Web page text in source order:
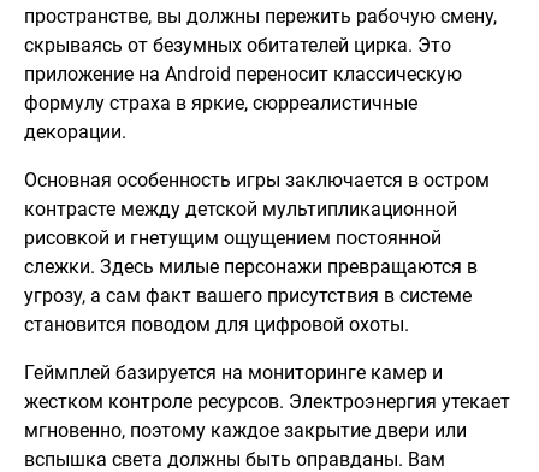
пространстве, вы должны пережить рабочую смену,
скрываясь от безумных обитателей цирка. Это
приложение на Android переносит классическую
формулу страха в яркие, сюрреалистичные
декорации.
Основная особенность игры заключается в остром
контрасте между детской мультипликационной
рисовкой и гнетущим ощущением постоянной
слежки. Здесь милые персонажи превращаются в
угрозу, а сам факт вашего присутствия в системе
становится поводом для цифровой охоты.
Геймплей базируется на мониторинге камер и
жестком контроле ресурсов. Электроэнергия утекает
мгновенно, поэтому каждое закрытие двери или
вспышка света должны быть оправданы. Вам